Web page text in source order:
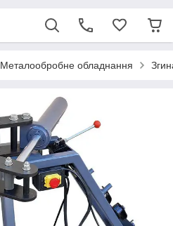
Металообробне обладнання